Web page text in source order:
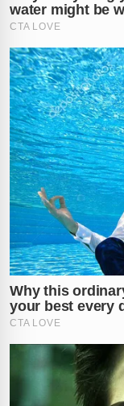
os limites da
emocionais de
alguns
uma forma de
exagerada que
os citados no
domingo continua
buscados,
uma polêmica
O que você faria
vingança foi